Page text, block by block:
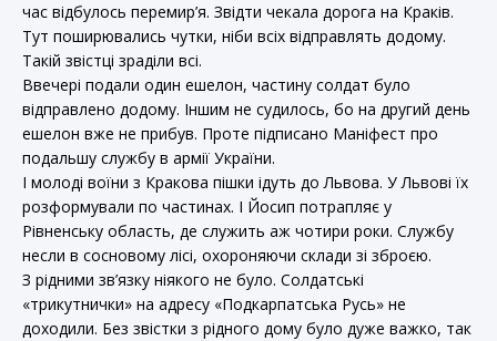
час відбулось перемир’я. Звідти чекала дорога на Краків.
Тут поширювались чутки, ніби всіх відправлять додому.
Такій звістці зраділи всі.
Ввечері подали один ешелон, частину солдат було
відправлено додому. Іншим не судилось, бо на другий день
ешелон вже не прибув. Проте підписано Маніфест про
подальшу службу в армії України.
І молоді воїни з Кракова пішки ідуть до Львова. У Львові їх
розформували по частинах. І Йосип потрапляє у
Рівненську область, де служить аж чотири роки. Службу
несли в сосновому лісі, охороняючи склади зі зброєю.
З рідними зв’язку ніякого не було. Солдатські
«трикутнички» на адресу «Подкарпатська Русь» не
доходили. Без звістки з рідного дому було дуже важко, так